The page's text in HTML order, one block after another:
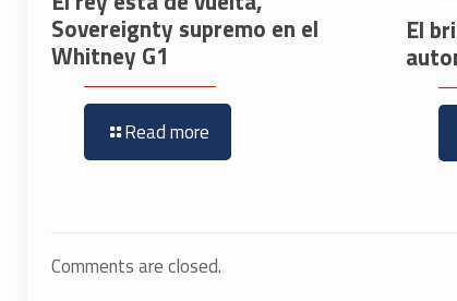
Sovereignty supremo en el
Whitney G1
Read more
El
Comments are closed.